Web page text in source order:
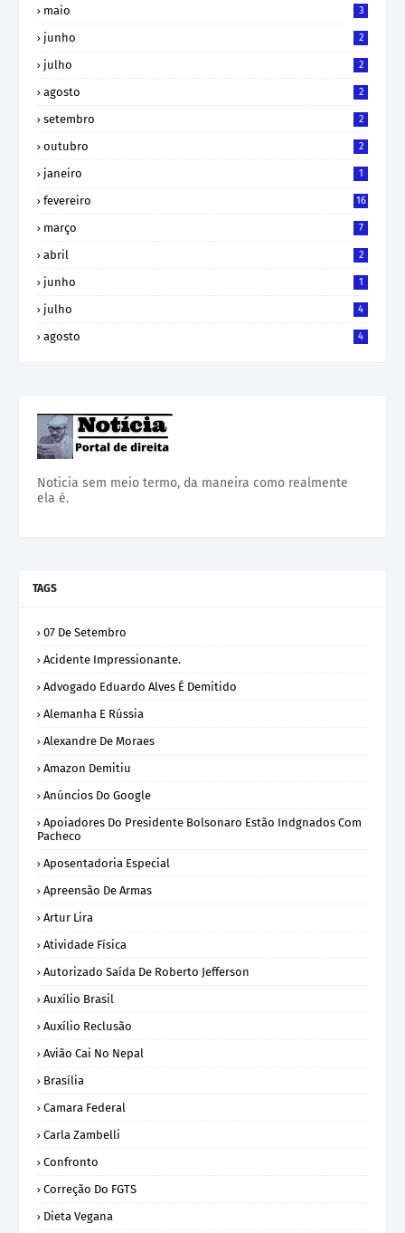
maio 3
junho 2
julho 2
agosto 2
setembro 2
outubro 2
janeiro 1
fevereiro 16
março 7
abril 2
junho 1
julho 4
agosto 4
Noticia sem meio termo, da maneira como realmente
ela é.
TAGS
07 De Setembro
Acidente Impressionante.
Advogado Eduardo Alves É Demitido
Alemanha E Rússia
Alexandre De Moraes
Amazon Demitiu
Anúncios Do Google
Apoiadores Do Presidente Bolsonaro Estão Indgnados Com
Pacheco
Aposentadoria Especial
Apreensão De Armas
Artur Lira
Atividade Física
Autorizado Saída De Roberto Jefferson
Auxílio Brasil
Auxílio Reclusão
Avião Cai No Nepal
Brasília
Camara Federal
Carla Zambelli
Confronto
Correção Do FGTS
Dieta Vegana